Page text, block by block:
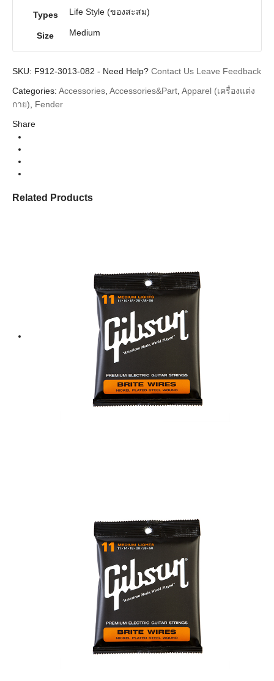
Types Life Style (ของสะสม)
Size Medium
SKU: F912-3013-082 - Need Help? Contact Us Leave Feedback
Categories: Accessories, Accessories&Part, Apparel (เครื่องแต่ง
กาย), Fender
Share
Related Products